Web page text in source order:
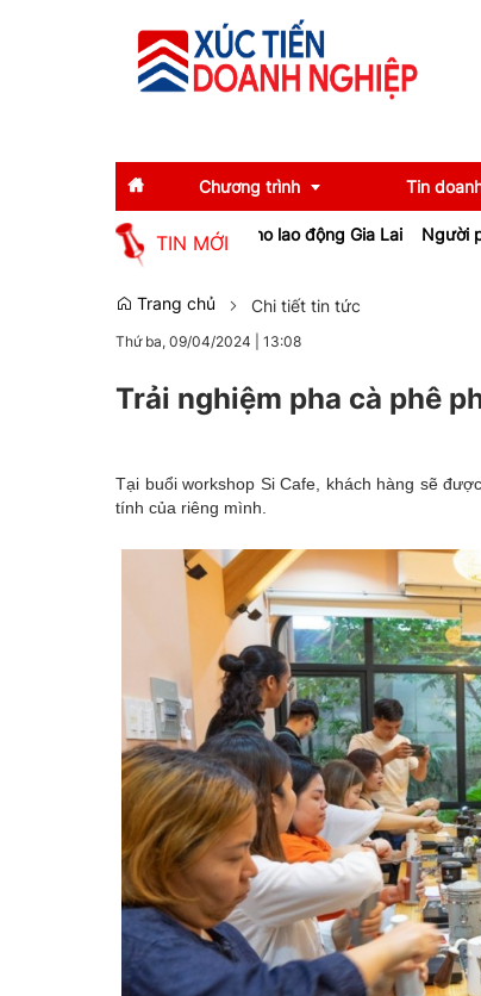
Chương trình
Diễn giả
Thông tin báo chí
Sự kiện
Tin
Doanh
Emagazine
TIN MỚI
việc làm cho lao động Gia Lai Người phụ nữ ở Hưng
Trang chủ Chi tiết tin tức
Thứ ba, 09/04/2024 13:08
Trải nghiệm pha cà phê
Tại buổi workshop Si Cafe, khách hàng sẽ
tính của riêng mình.